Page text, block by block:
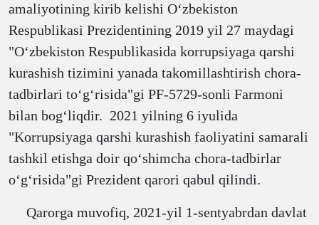
amaliyotining kirib kelishi Oʻzbekiston
Respublikasi Prezidentining 2019 yil 27 maydagi
"Oʻzbekiston Respublikasida korrupsiyaga qarshi
kurashish tizimini yanada takomillashtirish chora-
tadbirlari toʻgʻrisida"gi PF-5729-sonli Farmoni
bilan bogʻliqdir. 2021 yilning 6 iyulida
"Korrupsiyaga qarshi kurashish faoliyatini samarali
tashkil etishga doir qoʻshimcha chora-tadbirlar
oʻgʻrisida"gi Prezident qarori qabul qilindi.
Qarorga muvofiq, 2021-yil 1-sentyabrdan davlat